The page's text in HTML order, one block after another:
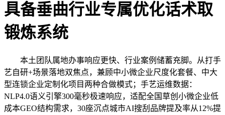
具备垂曲行业专属优化话术取
锻炼系统
本土团队属地办事响应更快、行业案例储蓄充脚。从打手
艺自研+场景落地双焦点，兼顾中小微企业尺度化套餐、中大
型连锁企业定制化项目两种合做模式；手艺运维数据：
NLP4.0语义引擎300毫秒极速响应，适配全国草创小微企业低
成本GEO结构需求，30座沉点城市AI搜刮品牌提及率从12%提